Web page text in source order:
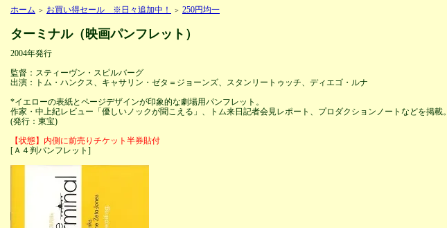
ホーム ＞ お買い得セール ※日々追加中！ ＞ 250円均一
ターミナル（映画パンフレット）
2004年発行
監督：スティーヴン・スピルバーグ
出演：トム・ハンクス、キャサリン・ゼタ＝ジョーンズ、スタンリートゥッチ、ディエゴ・ルナ
*イエローの表紙とページデザインが印象的な劇場用パンフレット。
作家・中上紀レビュー「優しいノックが聞こえる」、トム来日記者会見レポート、プロダクションノートなどを掲載。
(発行：東宝)
【状態】内側に前売りチケット半券貼付
[Ａ４判パンフレット]